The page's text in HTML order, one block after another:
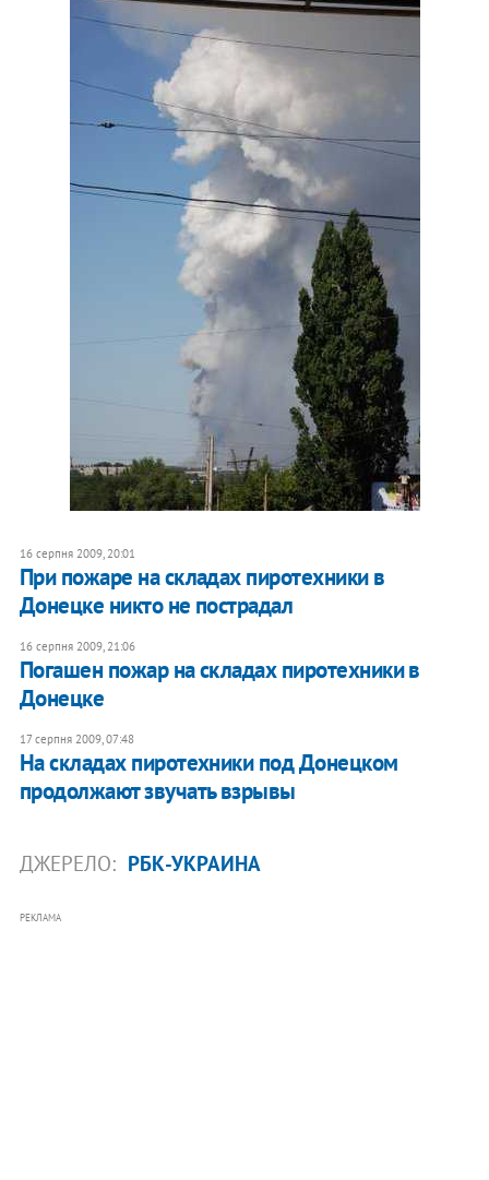
16 серпня 2009, 20:01
При пожаре на складах пиротехники в
Донецке никто не пострадал
16 серпня 2009, 21:06
Погашен пожар на складах пиротехники в
Донецке
17 серпня 2009, 07:48
На складах пиротехники под Донецком
продолжают звучать взрывы
ДЖЕРЕЛО: РБК-УКРАИНА
РЕКЛАМА